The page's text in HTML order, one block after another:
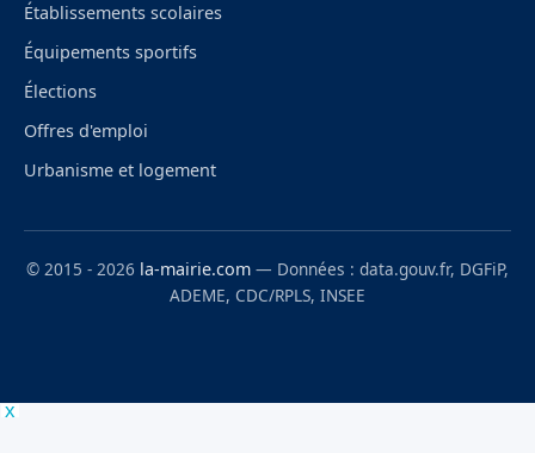
Établissements scolaires
Équipements sportifs
Élections
Offres d'emploi
Urbanisme et logement
© 2015 - 2026 la-mairie.com — Données : data.gouv.fr, DGFiP,
ADEME, CDC/RPLS, INSEE
x